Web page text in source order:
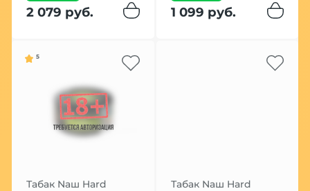
2 079 руб. 1 099 руб.
5
Табак Nаш Hard Табак Nаш Hard